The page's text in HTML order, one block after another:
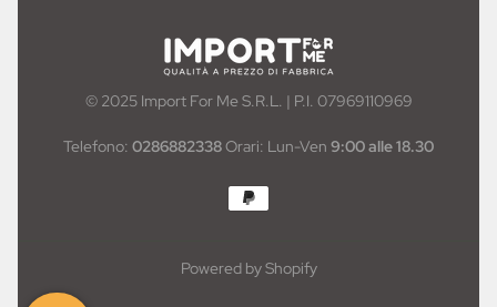
© 2025 Import For Me S.R.L. | P.I. 07969110969
Telefono: 0286882338Orari: Lun-Ven 9:00 alle 18.30
Powered by Shopify